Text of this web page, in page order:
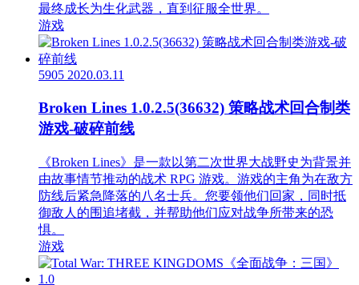
最终成长为生化武器，直到征服全世界。
游戏
5905 2020.03.11
Broken Lines 1.0.2.5(36632) 策略战术回合制类
游戏-破碎前线
《Broken Lines》是一款以第二次世界大战野史为背景并
由故事情节推动的战术 RPG 游戏。游戏的主角为在敌方
防线后紧急降落的八名士兵。您要领他们回家，同时抵
御敌人的围追堵截，并帮助他们应对战争所带来的恐
惧。
游戏